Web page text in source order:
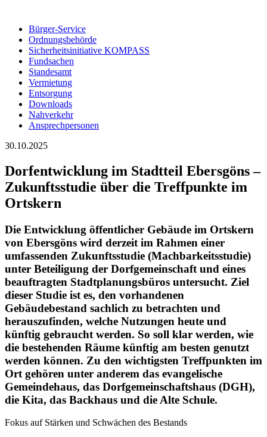
Bürger-Service
Ordnungsbehörde
Sicherheitsinitiative KOMPASS
Fundsachen
Standesamt
Vermietung
Entsorgung
Downloads
Nahverkehr
Ansprechpersonen
30.10.2025
Dorfentwicklung im Stadtteil Ebersgöns –
Zukunftsstudie über die Treffpunkte im
Ortskern
Die Entwicklung öffentlicher Gebäude im Ortskern
von Ebersgöns wird derzeit im Rahmen einer
umfassenden Zukunftsstudie (Machbarkeitsstudie)
unter Beteiligung der Dorfgemeinschaft und eines
beauftragten Stadtplanungsbüros untersucht. Ziel
dieser Studie ist es, den vorhandenen
Gebäudebestand sachlich zu betrachten und
herauszufinden, welche Nutzungen heute und
künftig gebraucht werden. So soll klar werden, wie
die bestehenden Räume künftig am besten genutzt
werden können. Zu den wichtigsten Treffpunkten im
Ort gehören unter anderem das evangelische
Gemeindehaus, das Dorfgemeinschaftshaus (DGH),
die Kita, das Backhaus und die Alte Schule.
Fokus auf Stärken und Schwächen des Bestands